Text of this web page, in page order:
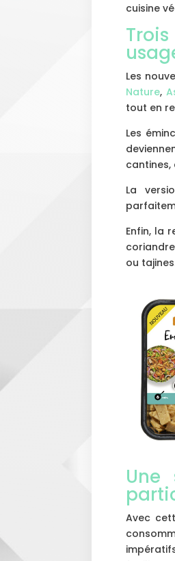
cuisine
Les
Nature,
tout en
Les
cantines,
La
Enfin, la
ou
Une
Avec